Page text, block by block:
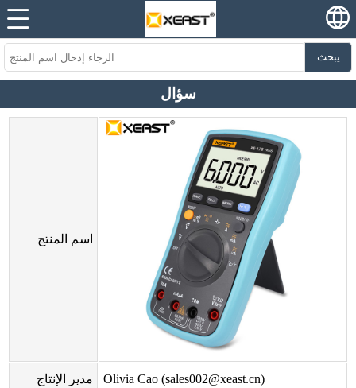
يبحث
سؤال
اسم المنتج
مدير الإنتاج Olivia Cao (sales002@xeast.cn)